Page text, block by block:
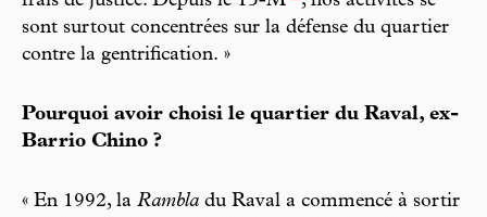
sont surtout concentrées sur la défense du quartier
contre la gentrification. »
Pourquoi avoir choisi le quartier du Raval, ex-
Barrio Chino ?
« En 1992, la Rambla du Raval a commencé à sortir